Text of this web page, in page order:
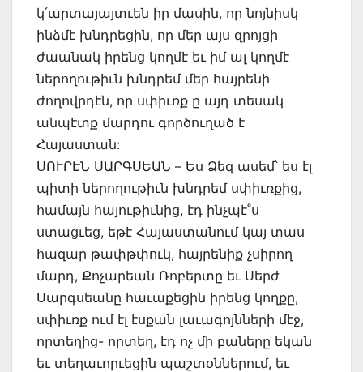
կ՛արտայայտւեն իր մասին, որ նոյնիսկ
ինձմէ խնդրեցին, որ մեր այս զրոյցի
ժաանակ իրենց կողմէ եւ իմ ալ կողմէ
ներողութիւն խնդրեմ մեր հայրենի
ժողովրդէն, որ սփիւռք ը այդ տեսակ
անպէտք մարդու գործուղած է
Հայաստան:
ՍՈՒՐԷՆ ՍԱՐԳՍԵԱՆ – Ես Ձեզ ասեմ՝ ես էլ
պիտի ներողութիւն խնդրեմ սփիւռքից,
համայն հայութիւնից, էդ ինչպէ˚ս
ստացւեց, եթէ Հայաստանում կայ տաս
հազար թափթփուկ, հայրենիք չսիրող
մարդ, Քոչարեան Ռոբերտը եւ Սերժ
Սարգսեանը հաւաքեցին իրենց կողքը,
սփիւռք ում էլ էսքան լաւագոյնների մէջ,
որտեղից- որտեղ, էդ ոչ մի բաները եկան
եւ տեղաւորւեցին պաշտօններում, եւ